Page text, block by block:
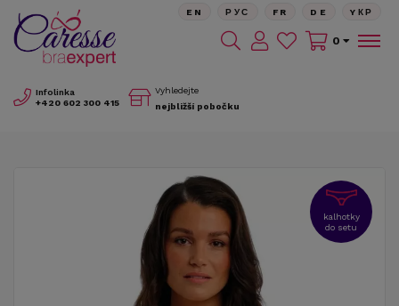
Infolinka
+420 602 300 415
Vyhledejte
nejbližší pobočku
EN РУС FR DE YКР
0
kalhotky
do setu